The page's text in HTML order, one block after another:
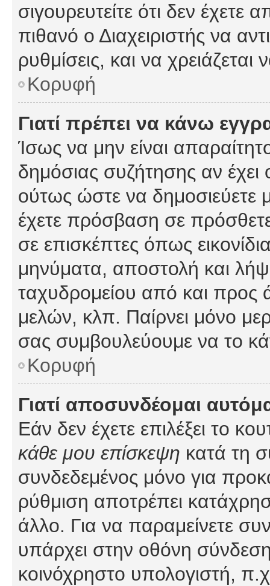
σιγουρευτείτε ότι δεν έχετε
πιθανό ο Διαχειριστής να
ρυθμίσεις, και να χρειάζεται
Κορυφή
Γιατί πρέπει να κάνω
Ίσως να μην είναι
δημόσιας συζήτησης αν έχει
ούτως ώστε να δημοσιεύετε
έχετε πρόσβαση σε
σε επισκέπτες όπως
μηνύματα, αποστολή και
ταχυδρομείου από και προς
μελών, κλπ. Παίρνει μόνο
σας συμβουλεύουμε να το
Κορυφή
Γιατί αποσυνδέομαι
Εάν δεν έχετε επιλέξει το
κάθε μου επίσκεψη κατά τη
συνδεδεμένος μόνο για
ρύθμιση αποτρέπει
άλλο. Για να παραμείνετε
υπάρχει στην οθόνη
κοινόχρηστο υπολογιστή,